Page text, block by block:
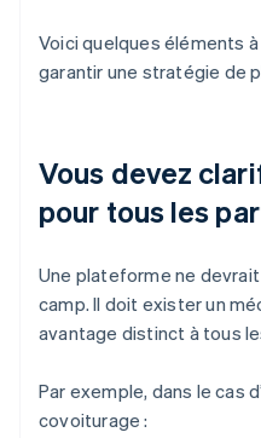
Voici quelques éléments
garantir une stratégie de
Vous devez
pour tous les
Une plateforme ne
camp. Il doit exister un
avantage distinct à tous
Par exemple, dans le cas
covoiturage :